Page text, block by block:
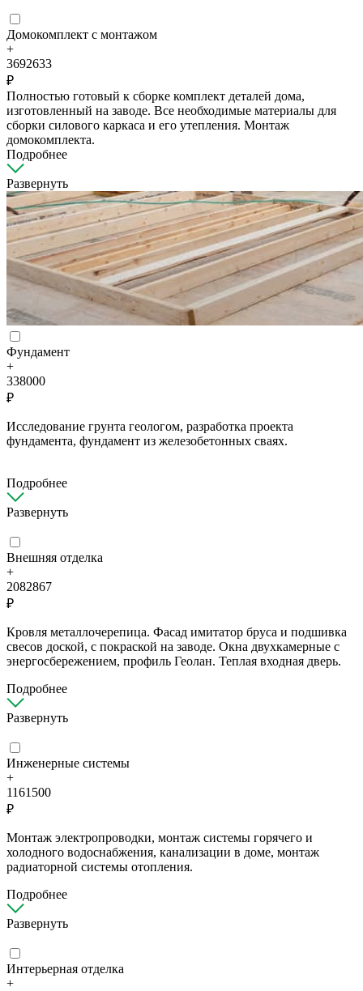
Домокомплект с монтажом
+
3692633
₽
Полностью готовый к сборке комплект деталей дома,
изготовленный на заводе. Все необходимые материалы для
сборки силового каркаса и его утепления. Монтаж
домокомплекта.
Подробнее
Развернуть
Фундамент
+
338000
₽
Исследование грунта геологом, разработка проекта
фундамента, фундамент из железобетонных сваях.
Подробнее
Развернуть
Внешняя отделка
+
2082867
₽
Кровля металлочерепица. Фасад имитатор бруса и подшивка
свесов доской, с покраской на заводе. Окна двухкамерные с
энергосбережением, профиль Геолан. Теплая входная дверь.
Подробнее
Развернуть
Инженерные системы
+
1161500
₽
Монтаж электропроводки, монтаж системы горячего и
холодного водоснабжения, канализации в доме, монтаж
радиаторной системы отопления.
Подробнее
Развернуть
Интерьерная отделка
+